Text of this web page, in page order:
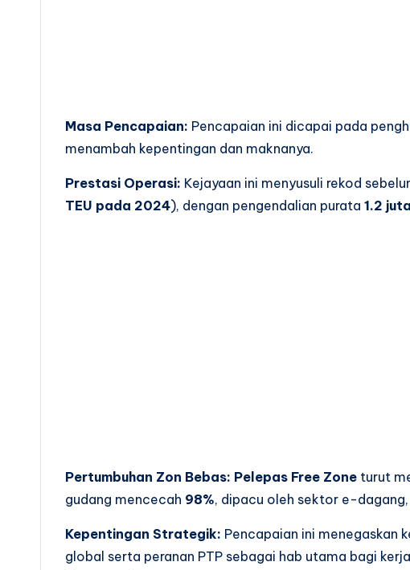
Masa Pencapaian: Pencapaian ini dicapai pada
menambah kepentingan dan maknanya.
Prestasi Operasi: Kejayaan ini menyusuli rekod
TEU pada 2024), dengan pengendalian purata 1.2
Pertumbuhan Zon Bebas: Pelepas Free Zone turut
gudang mencecah 98%, dipacu oleh sektor e-
Kepentingan Strategik: Pencapaian ini menegaskan
global serta peranan PTP sebagai hab utama bagi